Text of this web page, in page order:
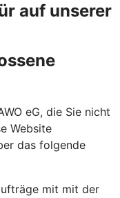
auf unserer
eG, die Sie nicht
Website
das folgende
mit mit der